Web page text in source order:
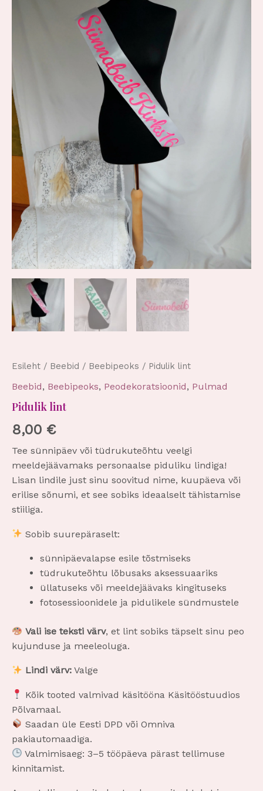
Esileht / Beebid / Beebipeoks / Pidulik lint
Beebid, Beebipeoks, Peodekoratsioonid, Pulmad
Pidulik lint
8,00 €
Tee sünnipäev või tüdrukuteõhtu veelgi
meeldejäävamaks personaalse piduliku lindiga!
Lisan lindile just sinu soovitud nime, kuupäeva või
erilise sõnumi, et see sobiks ideaalselt tähistamise
stiiliga.
Sobib suurepäraselt:
sünnipäevalapse esile tõstmiseks
tüdrukuteõhtu lõbusaks aksessuaariks
üllatuseks või meeldejäävaks kingituseks
fotosessioonidele ja pidulikele sündmustele
Vali ise teksti värv, et lint sobiks täpselt sinu peo
kujunduse ja meeleoluga.
Lindi värv: Valge
Kõik tooted valmivad käsitööna Käsitööstuudios
Põlvamaal.
Saadan üle Eesti DPD või Omniva
pakiautomaadiga.
Valmimisaeg: 3–5 tööpäeva pärast tellimuse
kinnitamist.